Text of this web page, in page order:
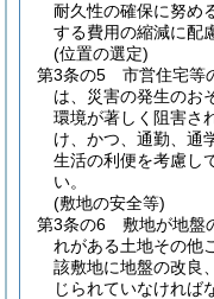
耐久性の確保に努め
する費用の縮減に配
(位置の選定)
第3条の5
市営住宅等
は、災害の発生のお
環境が著しく阻害さ
け、かつ、通勤、通
生活の利便を考慮し
い。
(敷地の安全等)
第3条の6
敷地が地盤
れがある土地その他
該敷地に地盤の改良
じられていなければ